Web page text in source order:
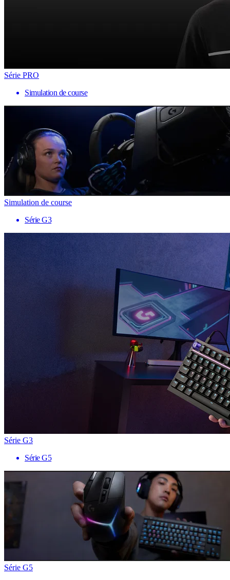
Série PRO
Simulation de course
Simulation de course
Série G3
Série G3
Série G5
Série G5